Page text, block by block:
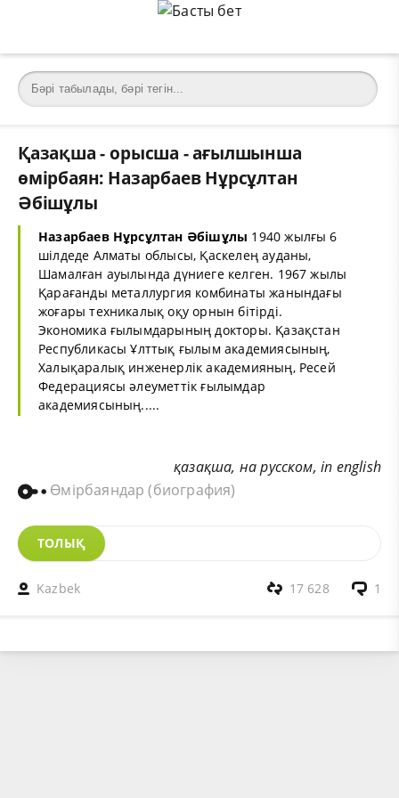
Қазақша - орысша - ағылшынша
өмірбаян: Назарбаев Нұрсұлтан
Әбішұлы
Назарбаев Нұрсұлтан Әбішұлы 1940 жылғы 6
шілдеде Алматы облысы, Қаскелең ауданы,
Шамалған ауылында дүниеге келген. 1967 жылы
Қарағанды металлургия комбинаты жанындағы
жоғары техникалық оқу орнын бiтiрдi.
Экономика ғылымдарының докторы. Қазақстан
Республикасы Ұлттық ғылым академиясының,
Халықаралық инженерлік академияның, Ресей
Федерациясы әлеуметтік ғылымдар
академиясының.....
қазақша, на русском,in english
Өмірбаяндар (биография)
ТОЛЫҚ
Kazbek 1
17 628